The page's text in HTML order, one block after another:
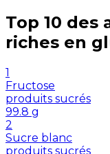
Top 10 des
riches en
1
Fructose
produits sucrés
99.8 g
2
Sucre blanc
produits sucrés